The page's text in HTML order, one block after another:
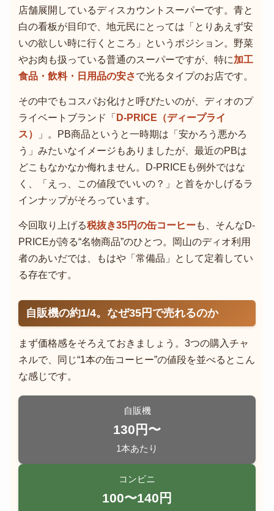
店舗展開しているディスカウントスーパーです。青と
白の看板が目印で、地元民にとっては「とりあえず安
いの欲しい時に行くところ」というポジション。野菜
やお肉も扱っている普通のスーパーですが、特に加工
食品・飲料・日用品の安さで光るタイプのお店です。
その中でもコスパお化けと呼びたいのが、ディオのプ
ライベートブランド「 D-PRICE（ディープライ
ス）
」。PB商品というと一時期は「安かろう悪かろ
う」みたいなイメージもありましたが、最近のPBは
どこもなかなか侮れません。D-PRICEも例外ではな
く、「えっ、この値段でいいの？」と首をかしげるラ
インナップがそろっています。
今回取り上げる税抜き35円の缶コーヒーも、そんなD-
PRICEが誇る“名物商品”のひとつ。岡山のディオ利用
者のあいだでは、もはや「常備品」として定着してい
る存在です。
自販機の約1/4。なぜ35円で売れるのか
まず価格感をそろえておきましょう。3つの購入チャ
ネルで、同じ“1本の缶コーヒー”の値段を並べるとこん
な感じです。
自販機
130円〜
1本あたり
コンビニ
100〜140円